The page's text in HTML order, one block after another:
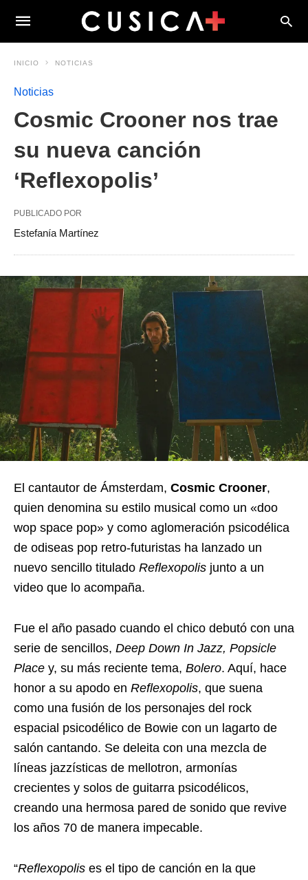
INICIO NOTICIAS
Noticias
Cosmic Crooner nos trae
su nueva canción
‘Reflexopolis’
PUBLICADO POR
Estefanía Martínez
El cantautor de Ámsterdam, Cosmic Crooner,
quien denomina su estilo musical como un «doo
wop space pop» y como aglomeración psicodélica
de odiseas pop retro-futuristas ha lanzado un
nuevo sencillo titulado Reflexopolis junto a un
video que lo acompaña.
Fue el año pasado cuando el chico debutó con una
serie de sencillos, Deep Down In Jazz, Popsicle
Place y, su más reciente tema, Bolero. Aquí, hace
honor a su apodo en Reflexopolis, que suena
como una fusión de los personajes del rock
espacial psicodélico de Bowie con un lagarto de
salón cantando. Se deleita con una mezcla de
líneas jazzísticas de mellotron, armonías
crecientes y solos de guitarra psicodélicos,
creando una hermosa pared de sonido que revive
los años 70 de manera impecable.
“Reflexopolis es el tipo de canción en la que